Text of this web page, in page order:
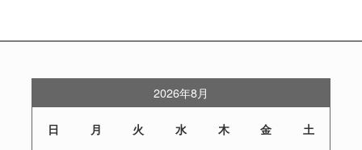
2026年8月
日 月 火 水 木 金 土